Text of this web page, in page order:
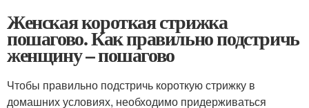
Женская короткая стрижка
пошагово. Как правильно подстричь
женщину – пошагово
Чтобы правильно подстричь короткую стрижку в
домашних условиях, необходимо придерживаться